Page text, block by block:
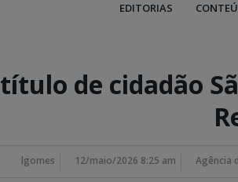
EDITORIAS
título de cidadão
lgomes 12/maio/2026 8:25 am Agência